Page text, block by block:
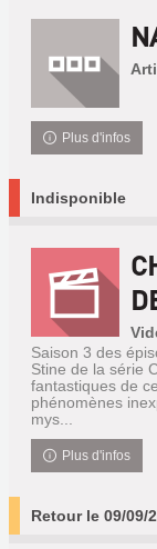
Plus d'infos
Indisponible
Saison 3 des
Stine de la série
fantastiques de
phénomènes
mys...
Plus d'infos
Retour le 09/09/